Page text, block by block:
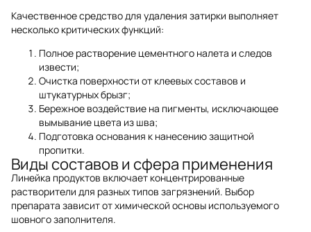
Качественное средство для удаления затирки выполняет
несколько критических функций:
Полное растворение цементного налета и следов
извести;
Очистка поверхности от клеевых составов и
штукатурных брызг;
Бережное воздействие на пигменты, исключающее
вымывание цвета из шва;
Подготовка основания к нанесению защитной
пропитки.
Виды составов и сфера применения
Линейка продуктов включает концентрированные
растворители для разных типов загрязнений. Выбор
препарата зависит от химической основы используемого
шовного заполнителя.